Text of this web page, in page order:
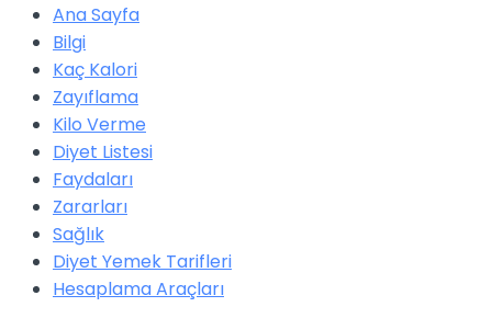
Ana Sayfa
Bilgi
Kaç Kalori
Zayıflama
Kilo Verme
Diyet Listesi
Faydaları
Zararları
Sağlık
Diyet Yemek Tarifleri
Hesaplama Araçları